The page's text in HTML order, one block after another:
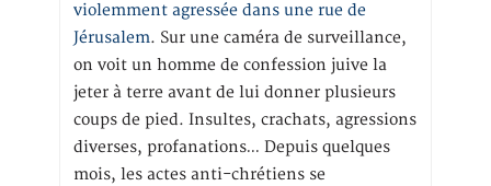
violemment agressée dans une rue de
Jérusalem. Sur une caméra de surveillance,
on voit un homme de confession juive la
jeter à terre avant de lui donner plusieurs
coups de pied. Insultes, crachats, agressions
diverses, profanations… Depuis quelques
mois, les actes anti-chrétiens se